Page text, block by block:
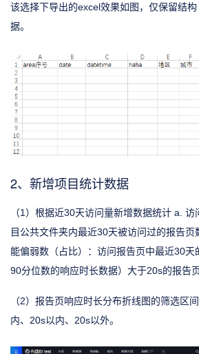
该选择下导出的excel效果如图，仅保留结
据。
2、新增项目统计数据
（1）根据近30天访问量新增数据统计 a.
目公共文件夹内最近30天被访问过的报告
能偏弱数（占比）：访问报告页中最近30天
90分位数的响应时长数据）大于20s的报告
（2）报告页响应时长分布折线图的筛选区
内、20s以内、20s以外。